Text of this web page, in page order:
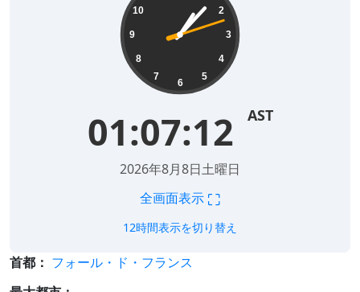
2
3
4
5
6
7
8
9
10
01:07:13 AST
2026年8月8日土曜日
全画面表示 ⛶
12時間表示を切り替え
首都： フォール・ド・フランス